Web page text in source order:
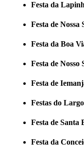
Festa da
Festa de Nossa
Festa da Boa
Festa de
Festa de
Festas do Largo
Festa de Santa
Festa da